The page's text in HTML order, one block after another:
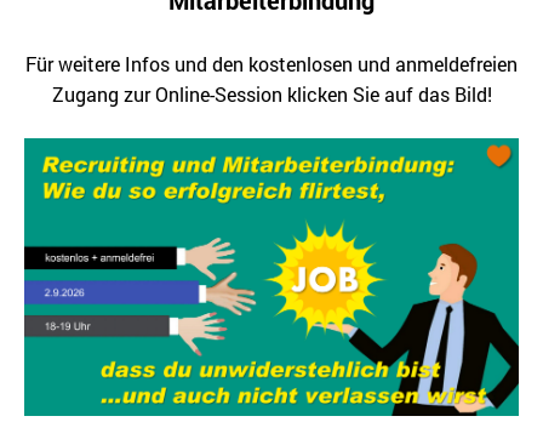
Für weitere Infos und den kostenlosen und anmeldefreien
Zugang zur Online-Session klicken Sie auf das Bild!